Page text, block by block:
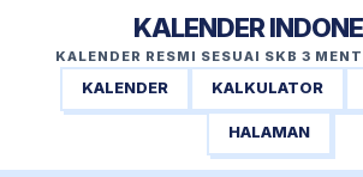
KALENDER
KALENDER RESMI SESUAI SKB 3
KALENDER KALKULATOR
HALAMAN